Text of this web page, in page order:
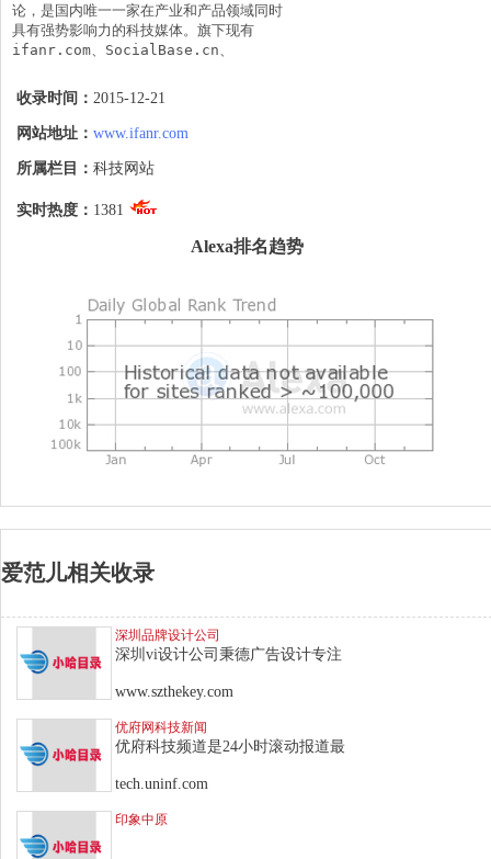
论，是国内唯一一家在产业和产品领域同时
具有强势影响力的科技媒体。旗下现有
ifanr.com、SocialBase.cn、
MindStore 等多个细分领域的知名产品。
收录时间： 2015-12-21
网站地址： www.ifanr.com
所属栏目： 科技网站
实时热度： 1381
Alexa排名趋势
爱范儿相关收录
深圳品牌设计公司
深圳vi设计公司秉德广告设计专注
www.szthekey.com
优府网科技新闻
优府科技频道是24小时滚动报道最
tech.uninf.com
印象中原